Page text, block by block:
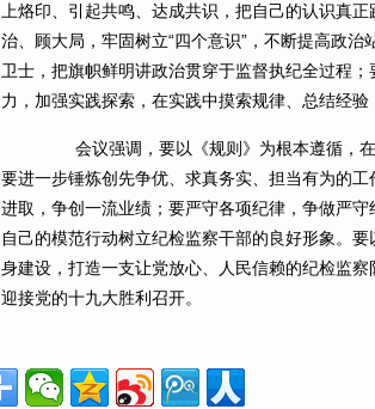
上烙印、引起共鸣、达成共识，把自己的认识真
治、顾大局，牢固树立“四个意识”，不断提高政
卫士，把旗帜鲜明讲政治贯穿于监督执纪全过程
力，加强实践探索，在实践中摸索规律、总结经验
会议强调，要以《规则》为根本遵循，在
要进一步锤炼创先争优、求真务实、担当有为的
进取，争创一流业绩；要严守各项纪律，争做严
自己的模范行动树立纪检监察干部的良好形象。
身建设，打造一支让党放心、人民信赖的纪检监
迎接党的十九大胜利召开。